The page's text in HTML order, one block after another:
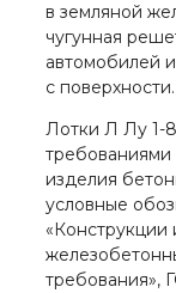
в земляной
чугунная
автомобилей
с поверхности.
Лотки Л Лу 1-8
изделия
условные
требования»,